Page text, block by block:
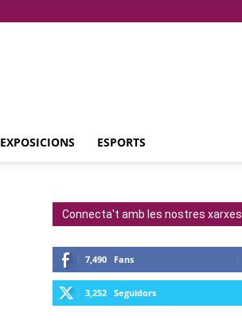
EXPOSICIONS ESPORTS
Connecta't amb les nostres xarxes
7,490 Fans
3,252 Seguidors